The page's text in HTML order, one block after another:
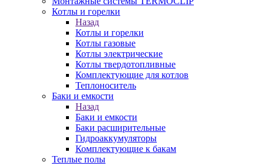
Котлы и горелки
Назад
Котлы и горелки
Котлы газовые
Котлы электрические
Котлы твердотопливные
Комплектующие для котлов
Теплоноситель
Баки и емкости
Назад
Баки и емкости
Баки расширительные
Гидроаккумуляторы
Комплектующие к бакам
Теплые полы